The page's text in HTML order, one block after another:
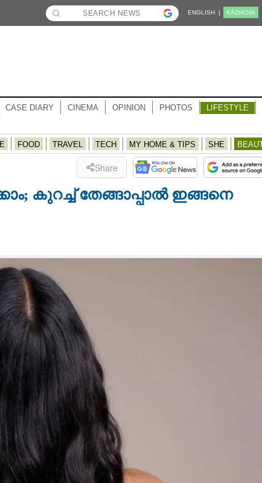
ENGLISH | KĀZHCHA
CASE DIARY CINEMA OPINION PHOTOS LIFESTYLE
FOOD TRAVEL TECH MY HOME & TIPS SHE
Share
കുറച്ച് തേങ്ങാപ്പാൽ ഇങ്ങനെ